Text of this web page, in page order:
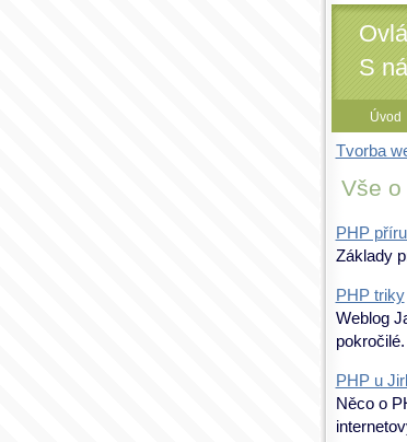
S
Úvod
Tvorba
Vše o
PHP
Základy
PHP triky
Weblog
pokročilé.
PHP u
Něco o